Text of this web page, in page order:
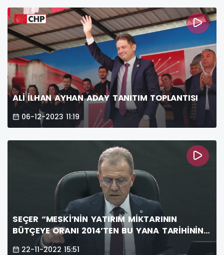
ALİ İLHAN AYHAN ADAY TANITIM TOPLANTISI
06-12-2023 11:19
SEÇER “MESKİ’NİN YATIRIM MİKTARININ
BÜTÇEYE ORANI 2014’TEN BU YANA TARİHİNİN
ZİRVESİNDE”
22-11-2022 15:51